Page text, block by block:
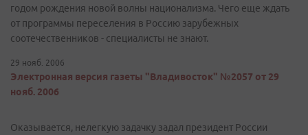
годом рождения новой волны национализма. Чего еще ждать
от программы переселения в Россию зарубежных
соотечественников - специалисты не знают.
29 нояб. 2006
Электронная версия газеты "Владивосток" №2057 от 29
нояб. 2006
Оказывается, нелегкую задачку задал президент России